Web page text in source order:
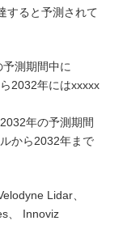
すると予測されて
測期間中に
2032年にはxxxxx
年の予測期間
から2032年まで
Lidar、
、 Innoviz